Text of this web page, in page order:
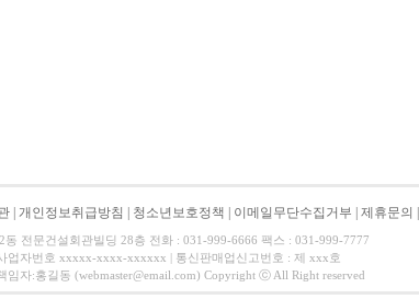
개인정보취급방침 청소년보호정책 이메일무단수집거부 제휴문의
동 전문건설회관빌딩 28층 전화 : 031-999-6666 팩스 : 031-999-7777
업자번호 xxxxx-xxxx-xxxxxx | 통신판매업신고번호 : 제 xxx호
임자:홍길동 (webmaster@email.com) Copyright ⓒ All Right reserved